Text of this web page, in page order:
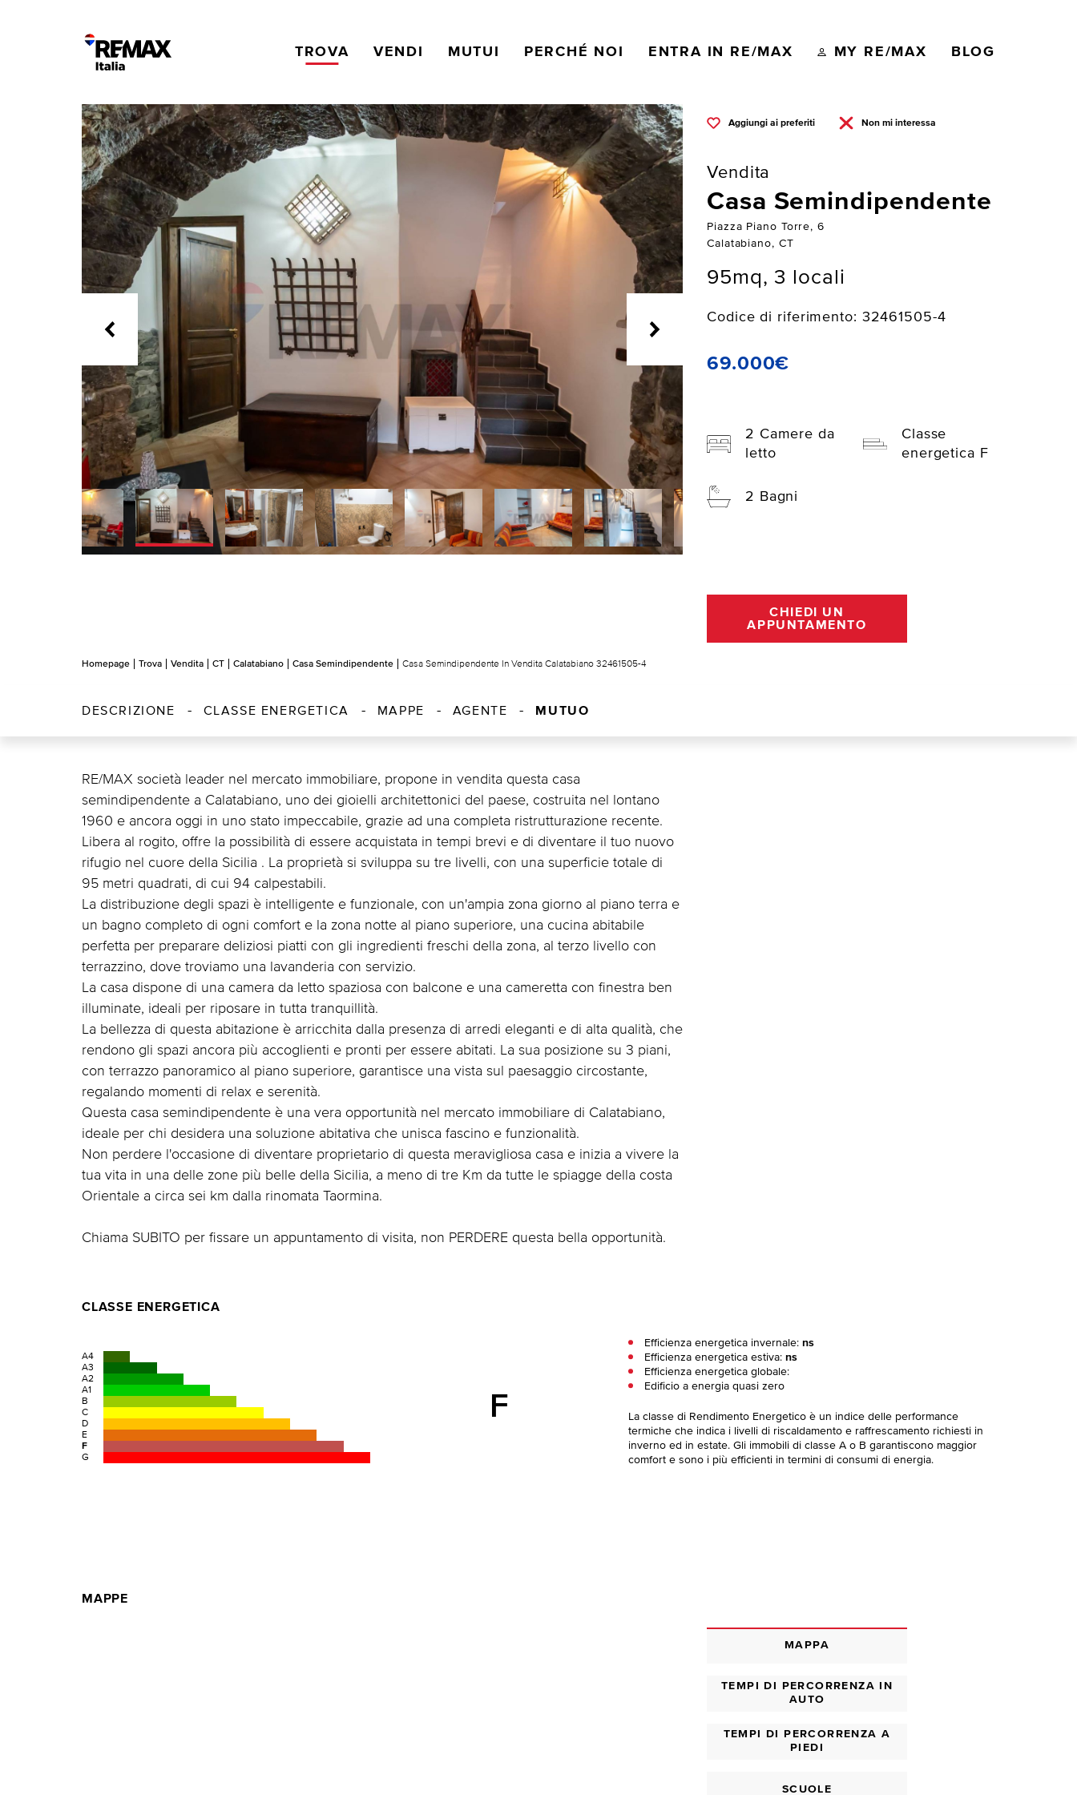
TROVA VENDI MUTUI PERCHÉ NOI ENTRA IN RE/MAX MY RE/MAX BLOG
Aggiungi ai preferiti Non mi interessa
Vendita
Casa Semindipendente
Piazza Piano Torre, 6
Calatabiano, CT
95mq, 3 locali
Codice di riferimento: 32461505-4
69.000€
2 Camere da
letto
Classe
energetica F
2 Bagni
CHIEDI UN
APPUNTAMENTO
Homepage Trova Vendita CT Calatabiano Casa Semindipendente Casa Semindipendente In Vendita Calatabiano 32461505-4
DESCRIZIONE CLASSE ENERGETICA MAPPE AGENTE MUTUO
RE/MAX società leader nel mercato immobiliare, propone in vendita questa casa
semindipendente a Calatabiano, uno dei gioielli architettonici del paese, costruita nel lontano
1960 e ancora oggi in uno stato impeccabile, grazie ad una completa ristrutturazione recente.
Libera al rogito, offre la possibilità di essere acquistata in tempi brevi e di diventare il tuo nuovo
rifugio nel cuore della Sicilia . La proprietà si sviluppa su tre livelli, con una superficie totale di
95 metri quadrati, di cui 94 calpestabili.
La distribuzione degli spazi è intelligente e funzionale, con un'ampia zona giorno al piano terra e
un bagno completo di ogni comfort e la zona notte al piano superiore, una cucina abitabile
perfetta per preparare deliziosi piatti con gli ingredienti freschi della zona, al terzo livello con
terrazzino, dove troviamo una lavanderia con servizio.
La casa dispone di una camera da letto spaziosa con balcone e una cameretta con finestra ben
illuminate, ideali per riposare in tutta tranquillità.
La bellezza di questa abitazione è arricchita dalla presenza di arredi eleganti e di alta qualità, che
rendono gli spazi ancora più accoglienti e pronti per essere abitati. La sua posizione su 3 piani,
con terrazzo panoramico al piano superiore, garantisce una vista sul paesaggio circostante,
regalando momenti di relax e serenità.
Questa casa semindipendente è una vera opportunità nel mercato immobiliare di Calatabiano,
ideale per chi desidera una soluzione abitativa che unisca fascino e funzionalità.
Non perdere l'occasione di diventare proprietario di questa meravigliosa casa e inizia a vivere la
tua vita in una delle zone più belle della Sicilia, a meno di tre Km da tutte le spiagge della costa
Orientale a circa sei km dalla rinomata Taormina.
Chiama SUBITO per fissare un appuntamento di visita, non PERDERE questa bella opportunità.
CLASSE ENERGETICA
A4
A3
A2
A1
B
C
D
E
F
G
F
Efficienza energetica invernale:ns
Efficienza energetica estiva:ns
Efficienza energetica globale:
Edificio a energia quasi zero
La classe di Rendimento Energetico è un indice delle performance
termiche che indica i livelli di riscaldamento e raffrescamento richiesti in
inverno ed in estate. Gli immobili di classe A o B garantiscono maggior
comfort e sono i più efficienti in termini di consumi di energia.
MAPPE
MAPPA
TEMPI DI PERCORRENZA IN
AUTO
TEMPI DI PERCORRENZA A
PIEDI
SCUOLE